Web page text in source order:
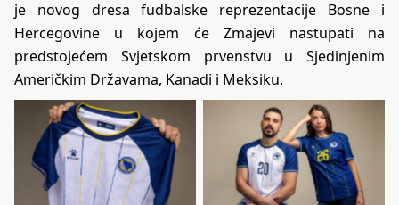
je novog dresa fudbalske reprezentacije Bosne i
Hercegovine u kojem će Zmajevi nastupati na
predstojećem Svjetskom prvenstvu u Sjedinjenim
Američkim Državama, Kanadi i Meksiku.
No Caption No Caption